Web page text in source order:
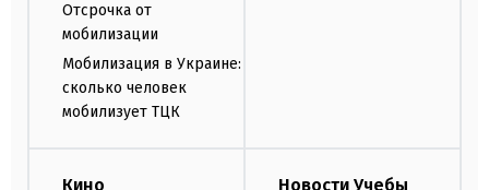
Отсрочка от
мобилизации
Мобилизация в Украине:
сколько человек
мобилизует ТЦК
Кино Новости Учебы